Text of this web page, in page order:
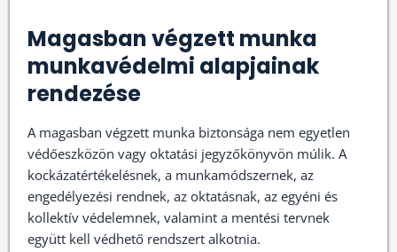
Magasban végzett munka
munkavédelmi alapjainak
rendezése
A magasban végzett munka biztonsága nem egyetlen
védőeszközön vagy oktatási jegyzőkönyvön múlik. A
kockázatértékelésnek, a munkamódszernek, az
engedélyezési rendnek, az oktatásnak, az egyéni és
kollektív védelemnek, valamint a mentési tervnek
együtt kell védhető rendszert alkotnia.